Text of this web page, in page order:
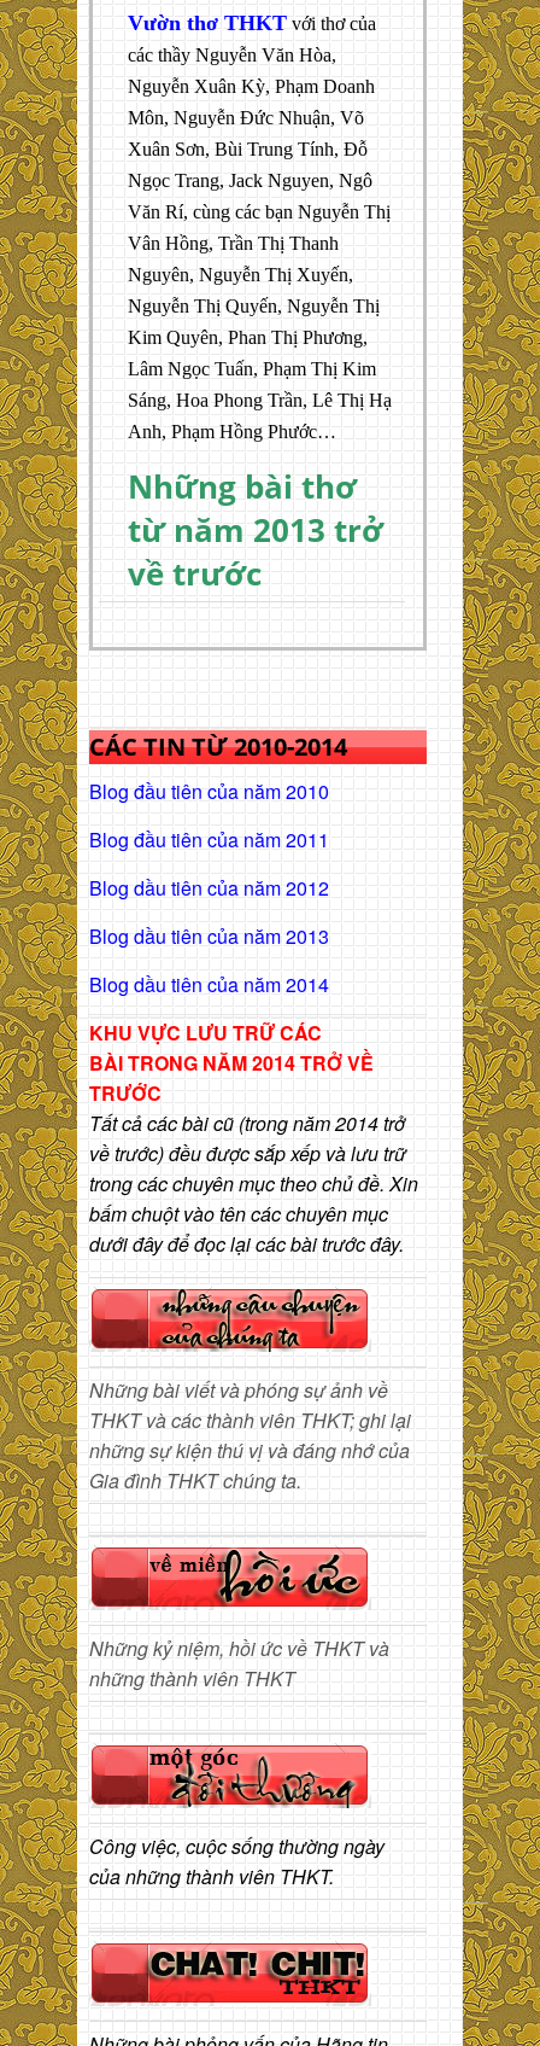
Vườn thơ THKT với thơ của
các thầy Nguyễn Văn Hòa,
Nguyễn Xuân Kỳ, Phạm Doanh
Môn, Nguyễn Đức Nhuận, Võ
Xuân Sơn, Bùi Trung Tính, Đỗ
Ngọc Trang, Jack Nguyen, Ngô
Văn Rí, cùng các bạn Nguyễn Thị
Vân Hồng, Trần Thị Thanh
Nguyên, Nguyễn Thị Xuyến,
Nguyễn Thị Quyến, Nguyễn Thị
Kim Quyên, Phan Thị Phương,
Lâm Ngọc Tuấn, Phạm Thị Kim
Sáng, Hoa Phong Trần, Lê Thị Hạ
Anh, Phạm Hồng Phước…
Những bài thơ
từ năm 2013 trở
về trước
CÁC TIN TỪ 2010-2014
Blog đầu tiên của năm 2010
Blog đầu tiên của năm 2011
Blog dầu tiên của năm 2012
Blog dầu tiên của năm 2013
Blog dầu tiên của năm 2014
KHU VỰC LƯU TRỮ CÁC
BÀITRONG NĂM 2014 TRỞ VỀ
TRƯỚC
Tất cả các bài cũ (trong năm 2014 trở
về trước) đều được sắp xếp và lưu trữ
trong các chuyên mục theo chủ đề. Xin
bấm chuột vào tên các chuyên mục
dưới đây để đọc lại các bài trước đây.
Những bài viết và phóng sự ảnh về
THKT và các thành viên THKT; ghi lại
những sự kiện thú vị và đáng nhớ của
Gia đình THKT chúng ta.
Những kỷ niệm, hồi ức về THKT và
những thành viên THKT
Công việc, cuộc sống thường ngày
của những thành viên THKT.